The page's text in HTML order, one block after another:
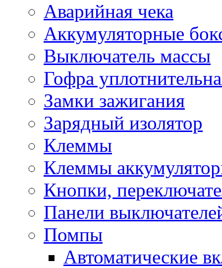
Аварийная чека
Аккумуляторные
Выключатель массы
Гофра
Замки зажигания
Зарядный изолятор
Клеммы
Клеммы
Кнопки,
Панели
Помпы
Автоматические